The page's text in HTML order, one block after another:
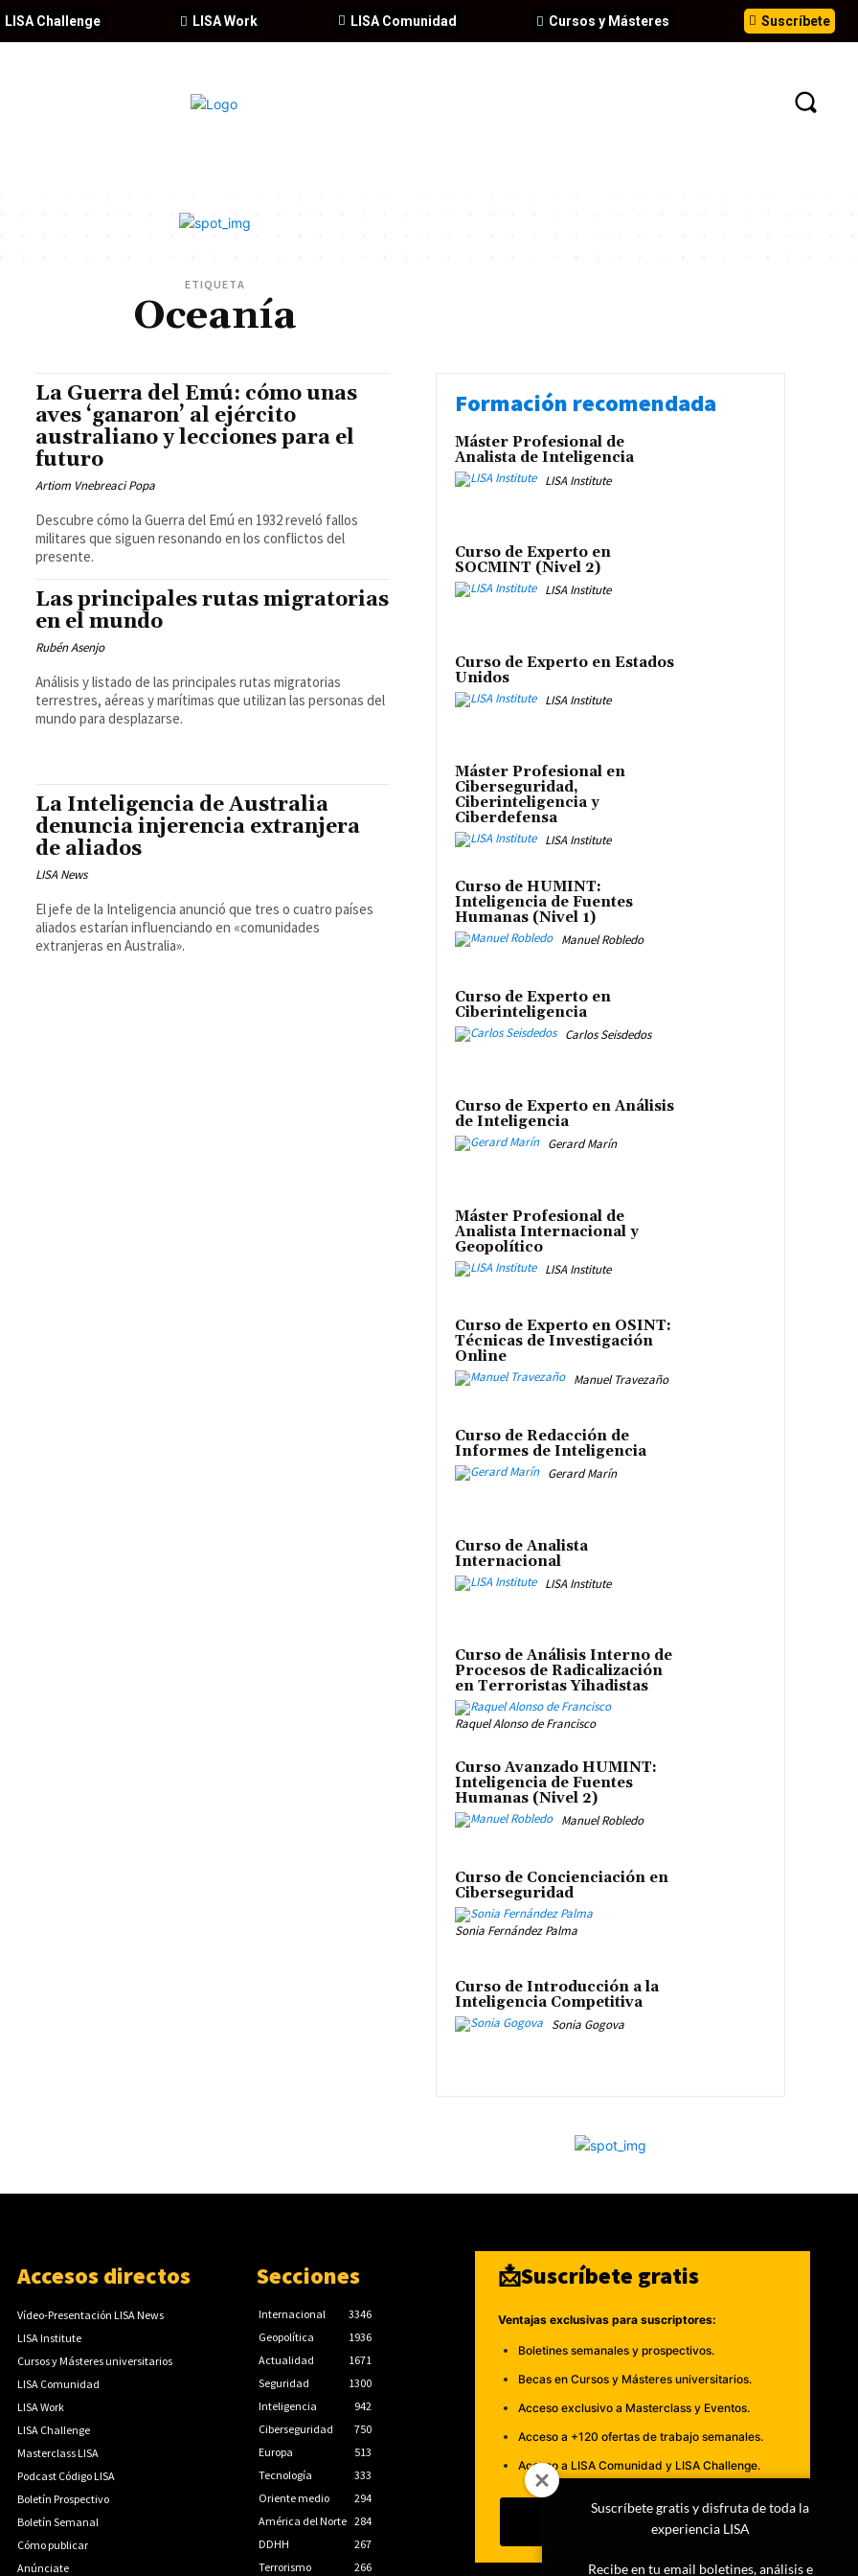
Suscríbete
Cursos y Másteres
LISA Comunidad
LISA Work
LISA Challenge
ETIQUETA
Oceanía
La Guerra del Emú: cómo unas
aves ‘ganaron’ al ejército
australiano y lecciones para el
futuro
Artiom Vnebreaci Popa
Descubre cómo la Guerra del Emú en 1932 reveló fallos
militares que siguen resonando en los conflictos del
presente.
Las principales rutas migratorias
en el mundo
Rubén Asenjo
Análisis y listado de las principales rutas migratorias
terrestres, aéreas y marítimas que utilizan las personas del
mundo para desplazarse.
La Inteligencia de Australia
denuncia injerencia extranjera
de aliados
LISA News
El jefe de la Inteligencia anunció que tres o cuatro países
aliados estarían influenciando en «comunidades
extranjeras en Australia».
Formación recomendada
Máster Profesional de
Analista de Inteligencia
LISA Institute
Curso de Experto en
SOCMINT (Nivel 2)
LISA Institute
Curso de Experto en Estados
Unidos
LISA Institute
Máster Profesional en
Ciberseguridad,
Ciberinteligencia y
Ciberdefensa
LISA Institute
Curso de HUMINT:
Inteligencia de Fuentes
Humanas (Nivel 1)
Manuel Robledo
Curso de Experto en
Ciberinteligencia
Carlos Seisdedos
Curso de Experto en Análisis
de Inteligencia
Gerard Marín
Máster Profesional de
Analista Internacional y
Geopolítico
LISA Institute
Curso de Experto en OSINT:
Técnicas de Investigación
Online
Manuel Travezaño
Curso de Redacción de
Informes de Inteligencia
Gerard Marín
Curso de Analista
Internacional
LISA Institute
Curso de Análisis Interno de
Procesos de Radicalización
en Terroristas Yihadistas
Raquel Alonso de Francisco
Curso Avanzado HUMINT:
Inteligencia de Fuentes
Humanas (Nivel 2)
Manuel Robledo
Curso de Concienciación en
Ciberseguridad
Sonia Fernández Palma
Curso de Introducción a la
Inteligencia Competitiva
Sonia Gogova
Accesos directos
Vídeo-Presentación LISA News
LISA Institute
Cursos y Másteres universitarios
LISA Comunidad
LISA Work
LISA Challenge
Masterclass LISA
Podcast Código LISA
Boletín Prospectivo
Boletín Semanal
Cómo publicar
Anúnciate
Secciones
Internacional
3346
Geopolítica
1936
Actualidad
1671
Seguridad
1300
Inteligencia
942
Ciberseguridad
750
Europa
513
Tecnología
333
Oriente medio
294
América del Norte 284
DDHH
267
Terrorismo
266
📩Suscríbete gratis
Ventajas exclusivas para suscriptores:
Boletines semanales y prospectivos.
Becas en Cursos y Másteres universitarios.
Acceso exclusivo a Masterclass y Eventos.
Acceso a +120 ofertas de trabajo semanales.
Acceso a LISA Comunidad y LISA Challenge.
Suscribirme
Suscríbete gratis y disfruta de toda la
experiencia LISA
Recibe en tu email boletines, análisis e